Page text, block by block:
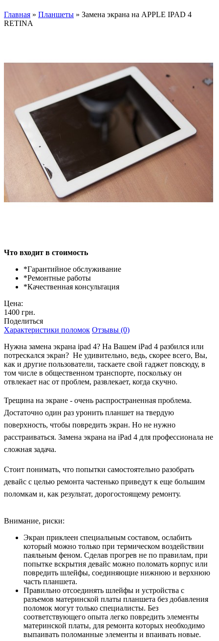
Главная » Планшеты » Замена экрана на APPLE IPAD 4
RETINA
Что входит в стоимость
*Гарантийное обслуживание
*Ремонтные работы
*Качественная консультация
Цена:
1400 грн.
Поделиться
Характеристики поломок Отзывы (0)
Нужна замена экрана ipad 4? На Вашем iPad 4 разбился или
потрескался экран? Не удивительно, ведь, скорее всего, Вы,
как и другие пользователи, таскаете свой гаджет повсюду, в
том числе в общественном транспорте, поскольку он
отвлекает нас от проблем, развлекает, когда скучно.
Трещина на экране - очень распространенная проблема.
Достаточно один раз уронить планшет на твердую
поверхность, чтобы повредить экран. Но не нужно
расстраиваться. Замена экрана на iPad 4 для профессионала не
сложная задача.
Стоит понимать, что попытки самостоятельно разобрать
девайс с целью ремонта частенько приведут к еще большим
поломкам и, как результат, дорогостоящему ремонту.
Внимание, риски:
Экран приклеен специальным составом, ослабить
который можно только при термическом воздействии
паяльным феном. Сделав прогрев не по правилам, при
попытке вскрытия девайс можно поломать корпус или
повредить шлейфы, соединяющие нижнюю и верхнюю
часть планшета.
Правильно отсоединять шлейфы и устройства с
разъемов материнской платы планшета без добавления
поломок могут только специалисты. Без
соответствующего опыта легко повредить элементы
материнской платы, для ремонта которых необходимо
выпаивать поломанные элементы и впаивать новые.